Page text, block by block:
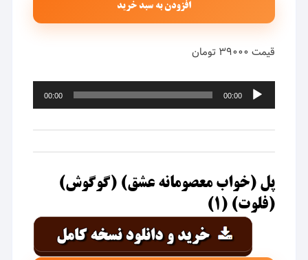
افزودن به سبد خرید
قیمت ۳۹۰۰۰ تومان
پخش‌کننده
صوت
00:00
00:00
پل (خواب معصومانه عشق) (گوگوش)
(فلوت) (۱)